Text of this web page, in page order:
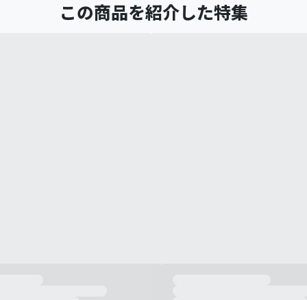
この商品を紹介した特集